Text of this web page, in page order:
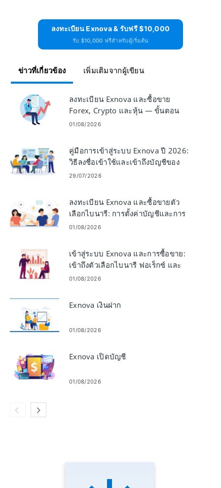
ลงทะเบียน Exnova & รับฟรี $10,000
รับ $10,000 ฟรีสำหรับผู้เริ่มต้น
ข่าวที่เกี่ยวข้อง เพิ่มเติมจากผู้เขียน
ลงทะเบียน Exnova และซื้อขาย
Forex, Crypto และหุ้น — ขั้นตอน
และข้อกำหนด
01/08/2026
คู่มือการเข้าสู่ระบบ Exnova ปี 2026:
วิธีลงชื่อเข้าใช้และเข้าถึงบัญชีของ
คุณอย่างปลอดภัย
29/07/2026
ลงทะเบียน Exnova และซื้อขายตัว
เลือกไบนารี: การตั้งค่าบัญชีและการ
ดำเนินการซื้อขาย
01/08/2026
เข้าสู่ระบบ Exnova และการซื้อขาย:
เข้าถึงตัวเลือกไบนารี ฟอเร็กซ์ และ
Crypto
01/08/2026
Exnova เงินฝาก
01/08/2026
Exnova เปิดบัญชี
01/08/2026